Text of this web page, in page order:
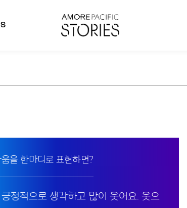
을 한마디로 표현하면?
정적으로 생각하고 많이 웃어요. 웃으